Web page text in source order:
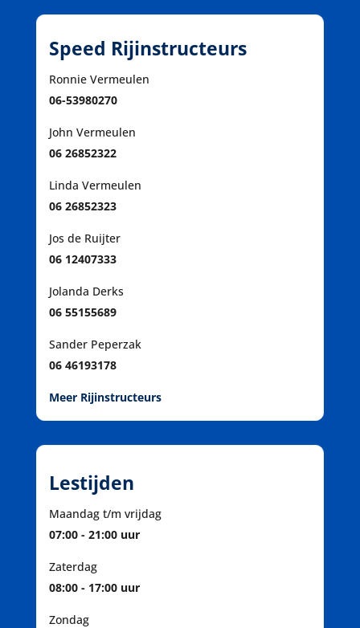
Speed Rijinstructeurs
Ronnie Vermeulen
06-53980270
John Vermeulen
06 26852322
Linda Vermeulen
06 26852323
Jos de Ruijter
06 12407333
Jolanda Derks
06 55155689
Sander Peperzak
06 46193178
Meer Rijinstructeurs
Lestijden
Maandag t/m vrijdag
07:00 - 21:00 uur
Zaterdag
08:00 - 17:00 uur
Zondag